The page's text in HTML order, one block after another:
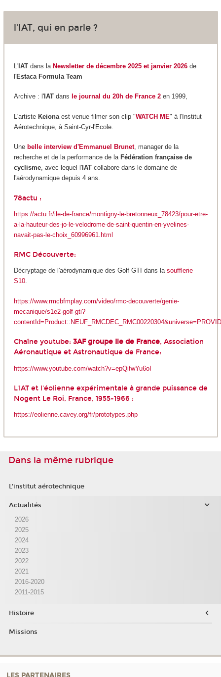
l'IAT, qui en parle ?
L'IATdans la Newsletter de décembre 2025 et janvier 2026de
l'Estaca Formula Team
Archive : l'IATdans le journal du 20h de France 2en 1999,
L'artiste Keionaest venue filmer son clip "WATCH ME" à l'Institut
Aérotechnique, à Saint-Cyr-l'Ecole.
Une belle interview d'Emmanuel Brunet, manager de la
recherche et de la performance de la Fédération française de
cyclisme, avec lequel l'IAT collabore dans le domaine de
l'aérodynamique depuis 4 ans.
78actu :
https://actu.fr/ile-de-france/montigny-le-bretonneux_78423/pour-etre-
a-la-hauteur-des-jo-le-velodrome-de-saint-quentin-en-yvelines-
navait-pas-le-choix_60996961.html
RMC Découverte:
Décryptage de l'aérodynamique des Golf GTI dans la soufflerie
S10.
https://www.rmcbfmplay.com/video/rmc-decouverte/genie-
mecanique/s1e2-golf-gti?
Chaîne youtube: 3AF groupe Ile de France, Association
Aéronautique et Astronautique de France:
https://www.youtube.com/watch?v=epQifwYu6oI
L'IAT et l'éolienne expérimentale à grande puissance de
Nogent Le Roi, France, 1955-1966 :
https://eolienne.cavey.org/fr/prototypes.php
Dans la même rubrique
L'institut aérotechnique
Actualités
2026
2025
2024
2023
2022
2021
2016-2020
2011-2015
Histoire
Missions
LES PARTENAIRES